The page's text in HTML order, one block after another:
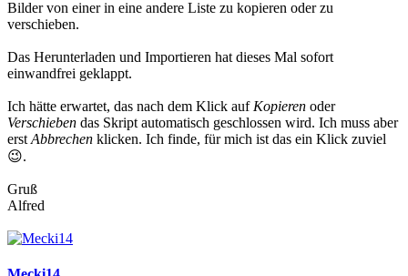
Bilder von einer in eine andere Liste zu kopieren oder zu
verschieben.
Das Herunterladen und Importieren hat dieses Mal sofort
einwandfrei geklappt.
Ich hätte erwartet, das nach dem Klick auf Kopieren oder
Verschieben das Skript automatisch geschlossen wird. Ich muss aber
erst Abbrechen klicken. Ich finde, für mich ist das ein Klick zuviel
😉.
Gruß
Alfred